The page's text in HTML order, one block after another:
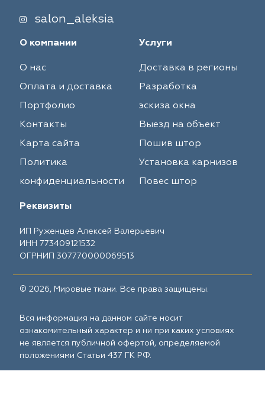
salon_aleksia
О компании
О нас
Оплата и доставка
Портфолио
Контакты
Карта сайта
Политика
конфиденциальности
Услуги
Доставка в регионы
Разработка
эскиза окна
Выезд на объект
Пошив штор
Установка карнизов
Повес штор
Реквизиты
ИП Руженцев Алексей Валерьевич
ИНН 773409121532
ОГРНИП 307770000069513
© 2026, Мировые ткани. Все права защищены.
Вся информация на данном сайте носит
ознакомительный характер и ни при каких условиях
не является публичной офертой, определяемой
положениями Статьи 437 ГК РФ.